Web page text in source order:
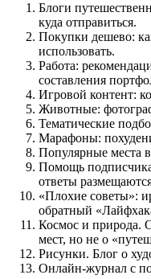
Блоги
куда отправиться.
Покупки дешево:
использовать.
Работа:
составления
Игровой контент:
Животные:
Тематические
Марафоны:
Популярные места
Помощь
ответы
«Плохие советы»:
обратный
Космос и природа.
мест, но не о
Рисунки. Блог о
Онлайн-журнал с